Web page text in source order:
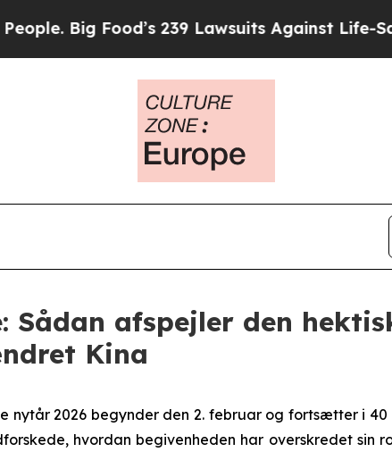
Food’s 239 Lawsuits Against Life-Saving
Sådan afspejler den
Kina
nytår 2026 begynder den 2. februar og fortsætter i
hvordan begivenheden har overskredet sin